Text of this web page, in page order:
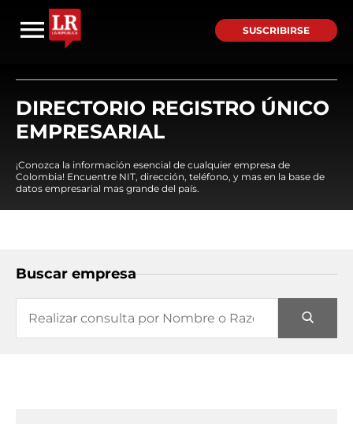
SUSCRIBIRSE
DIRECTORIO REGISTRO ÚNICO
EMPRESARIAL
¡Conozca la información esencial de cualquier empresa de
Colombia! Encuentre NIT, dirección, teléfono, y mas en la base de
datos empresarial mas grande del país.
Buscar empresa